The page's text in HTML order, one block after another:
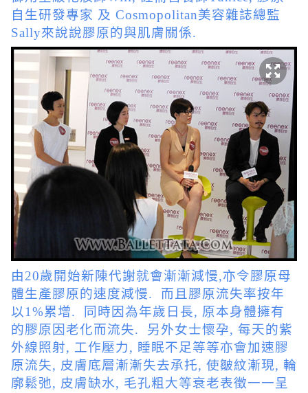
自生研發專家 及 Cosmopolitan美容雜誌總監
Sally來說說膠原的與肌膚關係.
由20歲開始新陳代謝就會漸漸減慢,亦令膠原母
體生產膠原的速度減慢. 而且膠原流失率按年
以1%累增. 同時因為年歲日長, 原本身體擁有
的膠原因老化而流失. 另外女士懷孕, 每天的紫
外線照射, 工作壓力, 睡眠不足等等亦會加速膠
原流失, 皮膚底層漸漸失去承托, 使皺紋漸現, 輪
廓鬆弛, 皮膚缺水, 毛孔粗大等衰老表徵一一呈